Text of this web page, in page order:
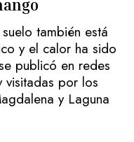
también está
y el calor ha sido
publicó en redes
visitadas por los
y Laguna